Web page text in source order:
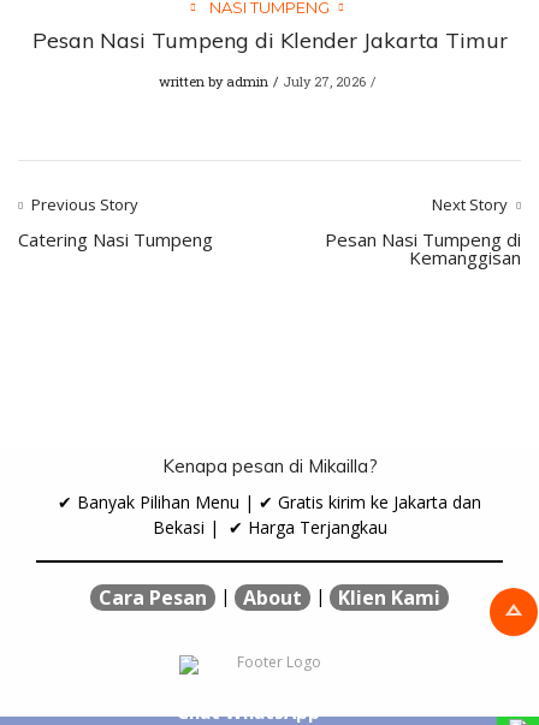
NASI TUMPENG
Pesan Nasi Tumpeng di Klender Jakarta Timur
written by admin July 27, 2026
Previous Story
Catering Nasi Tumpeng
Next Story
Pesan Nasi Tumpeng di
Kemanggisan
Kenapa pesan di Mikailla?
✔ Banyak Pilihan Menu | ✔ Gratis kirim ke Jakarta dan
Bekasi | ✔ Harga Terjangkau
Cara Pesan | About | Klien Kami
Chat WhatsApp